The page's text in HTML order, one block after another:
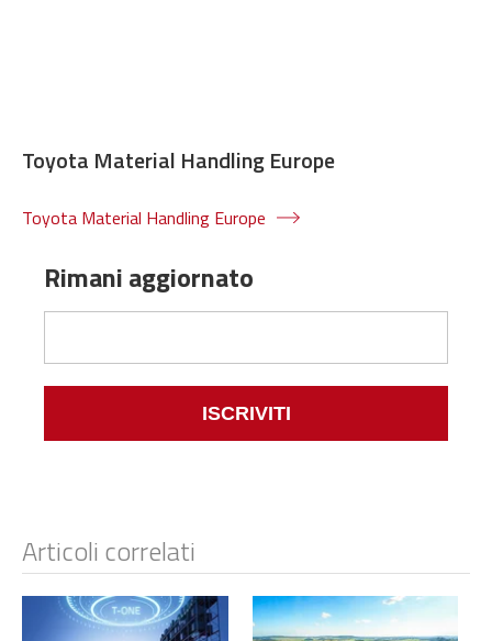
Toyota Material Handling Europe
Toyota Material Handling Europe
Rimani aggiornato
Articoli correlati